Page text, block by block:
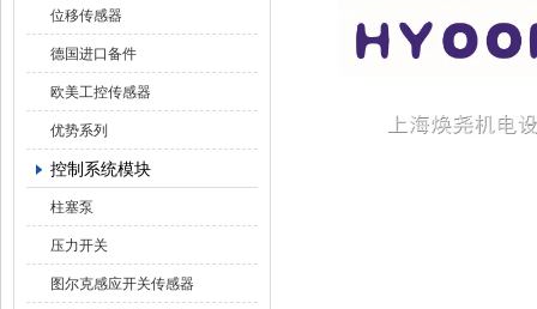
位移传感器
德国进口备件
欧美工控传感器
优势系列
控制系统模块
柱塞泵
压力开关
图尔克感应开关传感器